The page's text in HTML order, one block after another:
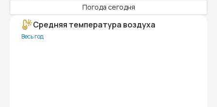
Погода сегодня
Средняя температура воздуха
Весь год